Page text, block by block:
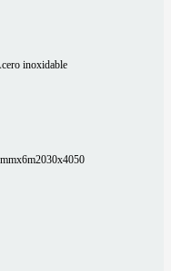
inoxidable
2030x4050